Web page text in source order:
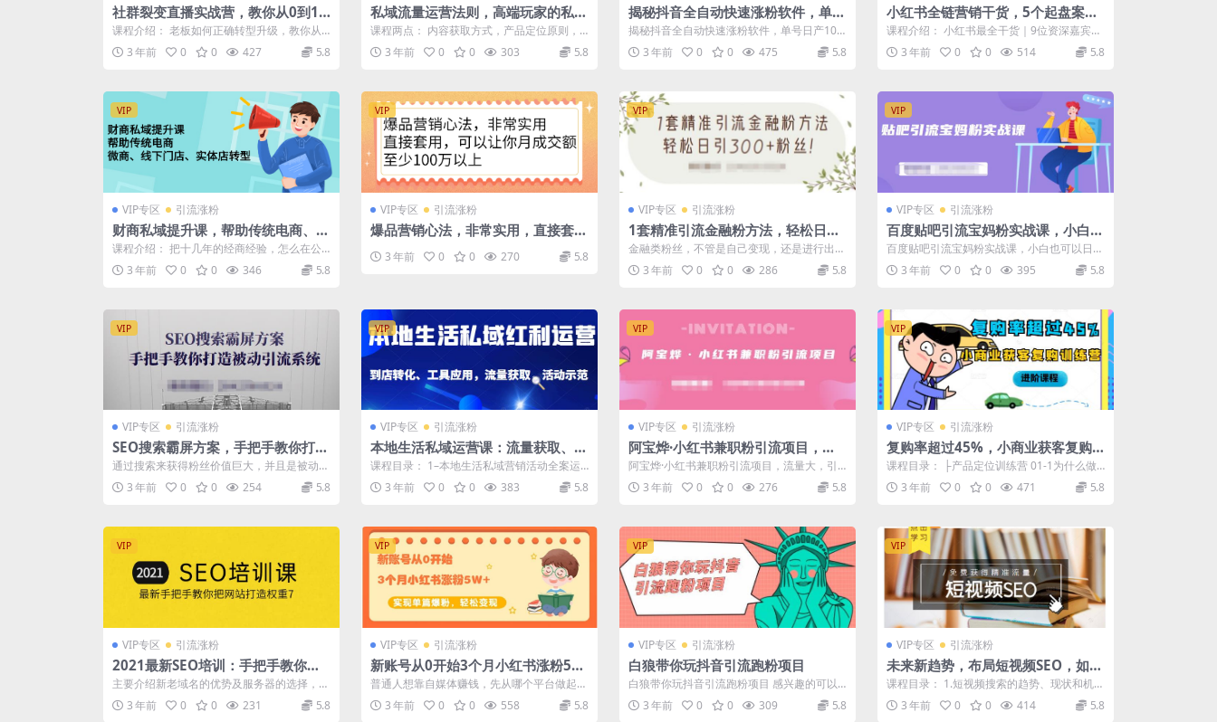
社群裂变直播实战营，教你从0到1
实现引流、裂变、直播、变现
课程介绍： 老板如何正确转型升级，教你从0
到1实现引流、裂变、直播、变现，线上线...
3 年前 0 0 427 5.8
私域流量运营法则，高端玩家的私域
流量是如何搭建的【视频课程】
课程两点： 内容获取方式，产品定位原则，
如何做到内容持续输入，提高转化的高效运
营...3 年前 0 0 303 5.8
揭秘抖音全自动快速涨粉软件，单号
日产1000-2000粉【视频教程 配套
软件】
揭秘抖音全自动快速涨粉软件，单号日产100
0-2000粉【视频教程 配套软件】 ...
3 年前 0 0 475 5.8
小红书全链营销干货，5个起盘案
例，7个内容方向，n条避坑指南
课程介绍： 小红书最全干货｜9位资深嘉宾，
5个起盘案例，7个内容方向，n条避坑指...
3 年前 0 0 514 5.8
VIP
VIP专区 引流涨粉
财商私域提升课，帮助传统电商、微
商、线下门店、实体店转型
课程介绍： 把十几年的经商经验，怎么在公
域获取精准流量，怎么维护私域整套分享出
来...3 年前 0 0 346 5.8
VIP
VIP专区 引流涨粉
爆品营销心法，非常实用，直接套
上 3 年前 0 0 270 5.8
VIP
VIP专区 引流涨粉
1套精准引流金融粉方法，轻松日引
300 粉丝【视频课程】
金融类粉丝，不管是自己变现，还是进行出
粉，价值都是非常高，因为是直接和qian打...
3 年前 0 0 286 5.8
VIP
VIP专区 引流涨粉
百度贴吧引流宝妈粉实战课，小白也
可以日引100 精准粉【视频课程】
百度贴吧引流宝妈粉实战课，小白也可以日引
100 精准粉【视频课程】 今天课程里面...
3 年前 0 0 395 5.8
VIP
VIP专区 引流涨粉
SEO搜索霸屏方案，手把手教你打造
被动引流系统【视频课程】
通过搜索来获得粉丝价值巨大，并且是被动引
流，粉丝价值也是非常高的，看行业的大咖
都...3 年前 0 0 254 5.8
VIP
VIP专区 引流涨粉
本地生活私域运营课：流量获取、工
具应用，到店转化等全方位教学
课程目录： 1–本地生活私域营销活动全案运
营示范 2–本...
3 年前 0 0 383 5.8
VIP
VIP专区 引流涨粉
阿宝烨·小红书兼职粉引流项目，流
量大，引流效果好【视频课程】
阿宝烨·小红书兼职粉引流项目，流量大，引
流效果好【视频课程】 想做小红书兼职粉的...
3 年前 0 0 276 5.8
VIP
VIP专区 引流涨粉
复购率超过45%，小商业获客复购
训练营进阶课程
课程目录： ├产品定位训练营 01-1为什么做
生意得先洞察需求？.mp3 01-...
3 年前 0 0 471 5.8
VIP
VIP专区 引流涨粉
2021最新SEO培训：手把手教你把
网站打造权重7，轻松月入3万（无
水印）
主要介绍新老域名的优势及服务器的选择，降
低优化成本，主要对比常规CMS如织梦、w...
3 年前 0 0 231 5.8
VIP
VIP专区 引流涨粉
新账号从0开始3个月小红书涨粉5W
实现单篇爆粉，轻松变现（干货）
普通人想靠自媒体赚钱，先从哪个平台做起？
除了抖音、B站、公众号外，小红书或许是
一...3 年前 0 0 558 5.8
VIP
VIP专区 引流涨粉
白狼带你玩抖音引流跑粉项目
白狼带你玩抖音引流跑粉项目 感兴趣的可以
下载学习
3 年前 0 0 309 5.8
VIP
VIP专区 引流涨粉
未来新趋势，布局短视频SEO，如何
利用抖音SEO免费获得精准流量（3
节课）
课程目录： 1.短视频搜索的趋势、现状和机会
2.影响短视频搜索结果的因素 3....
3 年前 0 0 414 5.8